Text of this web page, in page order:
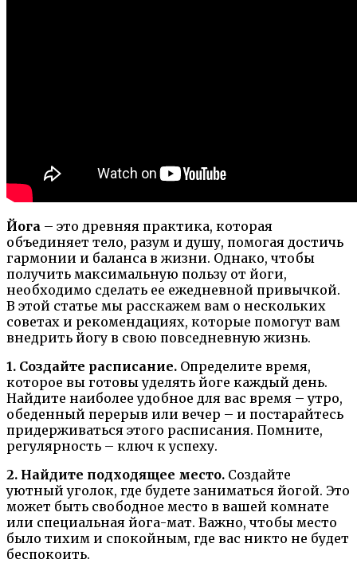
Йога – это древняя практика, которая
объединяет тело, разум и душу, помогая достичь
гармонии и баланса в жизни. Однако, чтобы
получить максимальную пользу от йоги,
необходимо сделать ее ежедневной привычкой.
В этой статье мы расскажем вам о нескольких
советах и рекомендациях, которые помогут вам
внедрить йогу в свою повседневную жизнь.
1. Создайте расписание. Определите время,
которое вы готовы уделять йоге каждый день.
Найдите наиболее удобное для вас время – утро,
обеденный перерыв или вечер – и постарайтесь
придерживаться этого расписания. Помните,
регулярность – ключ к успеху.
2. Найдите подходящее место. Создайте
уютный уголок, где будете заниматься йогой. Это
может быть свободное место в вашей комнате
или специальная йога-мат. Важно, чтобы место
было тихим и спокойным, где вас никто не будет
беспокоить.